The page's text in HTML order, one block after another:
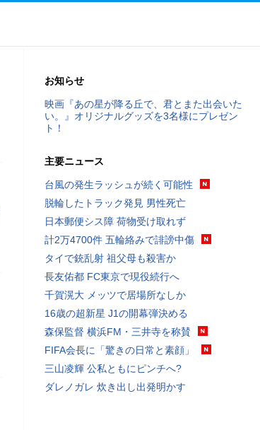
お知らせ
映画『あの星が降る丘で、君とまた出会いた
い。』オリジナルグッズを3名様にプレゼン
ト！
主要ニュース
台風の発生ラッシュが続く可能性
脱輪したトラック発見 男性死亡
日本郵便シス障 荷物受け取れず
計2万4700件 五輪絡みで誹謗中傷
タイで銃乱射 祖父母も殺害か
長友佑都 FC東京で現役続行へ
千賀滉大 メッツで居場所なしか
16歳の超新星 J1の開幕弾決める
森保監督 横浜FM・三井寺を称賛
FIFA会長に「驚きの日常と素顔」
三山凌輝 公私ともにピンチへ?
ダレノガレ 炊き出し出発明かす